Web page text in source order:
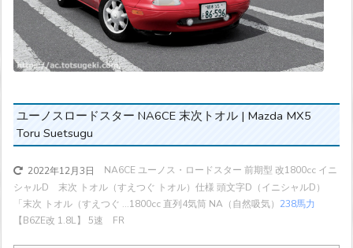
ユーノスロードスター NA6CE 末次トオル | Mazda MX5
Toru Suetsugu
2022年12月3日
NA6CE ユーノス・ロードスター 前期型 改1800cc イニ
シャルD 末次 トオル（すえつぐ トオル）仕様 頭文字D（イニシャルD）
「末次 トオル（すえつぐ ...1800cc 直列4気筒 NA（自然吸気） 238馬力
【B6ZE改 1.8L】 5速 FR